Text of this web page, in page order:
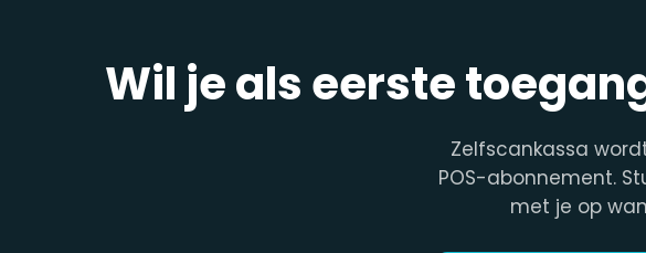
Wil je als eerste
Zelfscankassa
POS-abonnement.
met je op